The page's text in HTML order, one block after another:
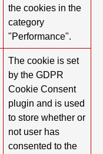
the cookies in the
category
"Performance".
The cookie is set
by the GDPR
Cookie Consent
plugin and is used
to store whether or
not user has
consented to the